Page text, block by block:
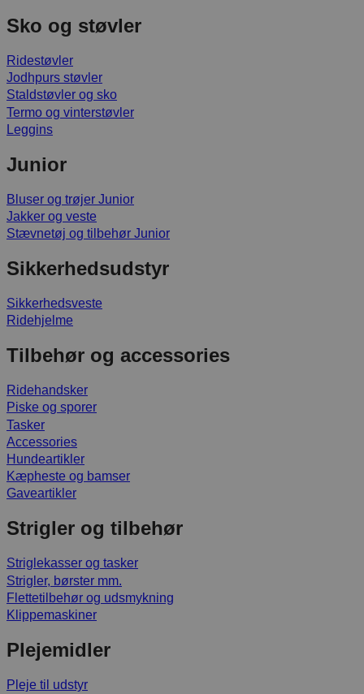
Sko og støvler
Ridestøvler
Jodhpurs støvler
Staldstøvler og sko
Termo og vinterstøvler
Leggins
Junior
Bluser og trøjer Junior
Jakker og veste
Stævnetøj og tilbehør Junior
Sikkerhedsudstyr
Sikkerhedsveste
Ridehjelme
Tilbehør og accessories
Ridehandsker
Piske og sporer
Tasker
Accessories
Hundeartikler
Kæpheste og bamser
Gaveartikler
Strigler og tilbehør
Striglekasser og tasker
Strigler, børster mm.
Flettetilbehør og udsmykning
Klippemaskiner
Plejemidler
Pleje til udstyr